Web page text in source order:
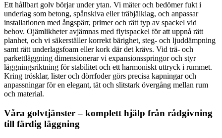
Ett hållbart golv börjar under ytan. Vi mäter och bedömer fukt i
underlag som betong, spånskiva eller träbjälklag, och anpassar
installationen med ångspärr, primer och rätt typ av spackel vid
behov. Ojämlikheter avjämnas med flytspackel för att uppnå rätt
planhet, och vi säkerställer korrekt bärighet, steg- och ljuddämpning
samt rätt underlagsfoam eller kork där det krävs. Vid trä- och
parkettläggning dimensionerar vi expansionsspringor och styr
läggningsriktning för stabilitet och ett harmoniskt uttryck i rummet.
Kring trösklar, lister och dörrfoder görs precisa kapningar och
anpassningar för en elegant, tät och slitstark övergång mellan rum
och material.
Våra golvtjänster – komplett hjälp från rådgivning
till färdig läggning